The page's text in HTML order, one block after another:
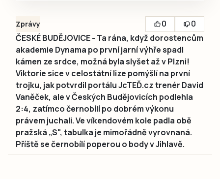
Zprávy 0
0
ČESKÉ BUDĚJOVICE - Ta rána, když dorostencům
akademie Dynama po první jarní výhře spadl
kámen ze srdce, možná byla slyšet až v Plzni!
Viktorie sice v celostátní lize pomýšlí na první
trojku, jak potvrdil portálu JcTEĎ.cz trenér David
Vaněček, ale v Českých Budějovicích podlehla
2:4, zatímco černobílí po dobrém výkonu
právem juchali. Ve víkendovém kole padla obě
pražská „S", tabulka je mimořádně vyrovnaná.
Příště se černobílí poperou o body v Jihlavě.